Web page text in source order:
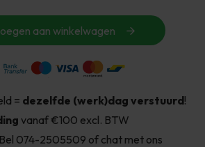
aan winkelwagen
= dezelfde (werk)dag verstuurd!
vanaf €100 excl. BTW
Bel 074-2505509 of chat met ons